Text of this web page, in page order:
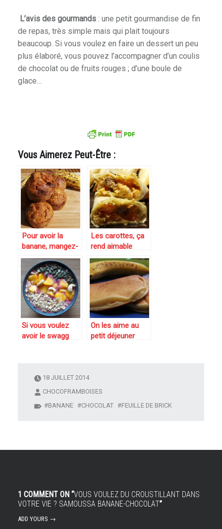
L’avis des gourmands: une petit gourmandise de fin
de repas, très simple mais qui plait toujours
beaucoup. Si vous voulez en faire un dessert un peu
plus élaboré, vous pouvez l’accompagner d’un coulis
de chocolat ou de fruits rouges ; d’une boule de
glace…
Vous Aimerez Peut-Être :
Pour avoir la
banane, mangez-
en : mini cakes
bananes chocolat
et cannelle
Les carottes, ça
rend aimable
alors ce soir ce
sera : Samoussa
aux carottes,
thon et fromage
ail et fines herbes
Si vous voulez
avoir le swagg
On les aime au
petit déjeuner
18 JUILLET 2014
CHOCOFRAMBOISES
BANANE
CHOCOLAT FEUILLE DE BRICK
1 COMMENT ON “VOUS VOULEZ DU CROUSTILLANT DANS
VOTRE VIE ? SAMOUSSA BANANE-CHOCOLAT”
ADD YOURS →